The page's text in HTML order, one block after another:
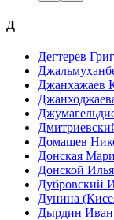
Д
Дегтерев
Джанхажаев
Домашев
Донская
Донской
Дубровский
Дунина
Дырдин